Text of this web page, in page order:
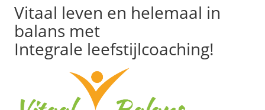
Vitaal leven en helemaal in
balans met
Integrale leefstijlcoaching!